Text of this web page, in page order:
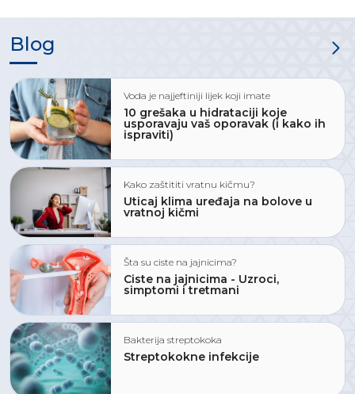
Blog
Voda je najjeftiniji lijek koji imate
10 grešaka u hidrataciji koje
usporavaju vaš oporavak (i kako ih
ispraviti)
Kako zaštititi vratnu kičmu?
Uticaj klima uređaja na bolove u
vratnoj kičmi
Šta su ciste na jajnicima?
Ciste na jajnicima - Uzroci,
simptomi i tretmani
Bakterija streptokoka
Streptokokne infekcije